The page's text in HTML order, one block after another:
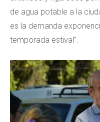
de agua potable a la
es la demanda
temporada estival”.